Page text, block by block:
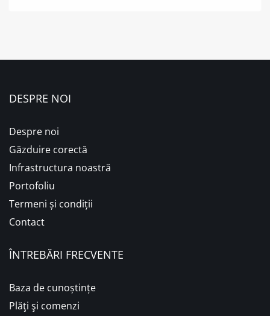
DESPRE NOI
Despre noi
Găzduire corectă
Infrastructura noastră
Portofoliu
Termeni și condiții
Contact
ÎNTREBĂRI FRECVENTE
Baza de cunoștințe
Plăţi şi comenzi